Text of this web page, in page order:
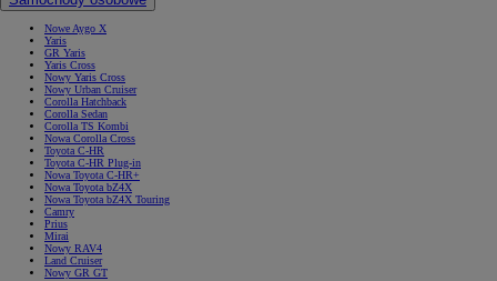
Nowe Aygo X
Yaris
GR Yaris
Yaris Cross
Nowy Yaris Cross
Nowy Urban Cruiser
Corolla Hatchback
Corolla Sedan
Corolla TS Kombi
Nowa Corolla Cross
Toyota C-HR
Toyota C-HR Plug-in
Nowa Toyota C-HR+
Nowa Toyota bZ4X
Nowa Toyota bZ4X Touring
Camry
Prius
Mirai
Nowy RAV4
Land Cruiser
Nowy GR GT